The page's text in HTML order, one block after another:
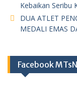
Kebaikan Seribu
DUA ATLET
MEDALI EMAS
Facebook